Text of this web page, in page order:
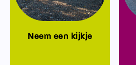
Neem een kijkje